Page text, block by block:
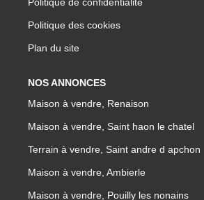
Politique des cookies
Plan du site
NOS ANNONCES
Maison à vendre, Renaison
Maison à vendre, Saint haon le chatel
Terrain à vendre, Saint andre d apchon
Maison à vendre, Ambierle
Maison à vendre, Pouilly les nonains